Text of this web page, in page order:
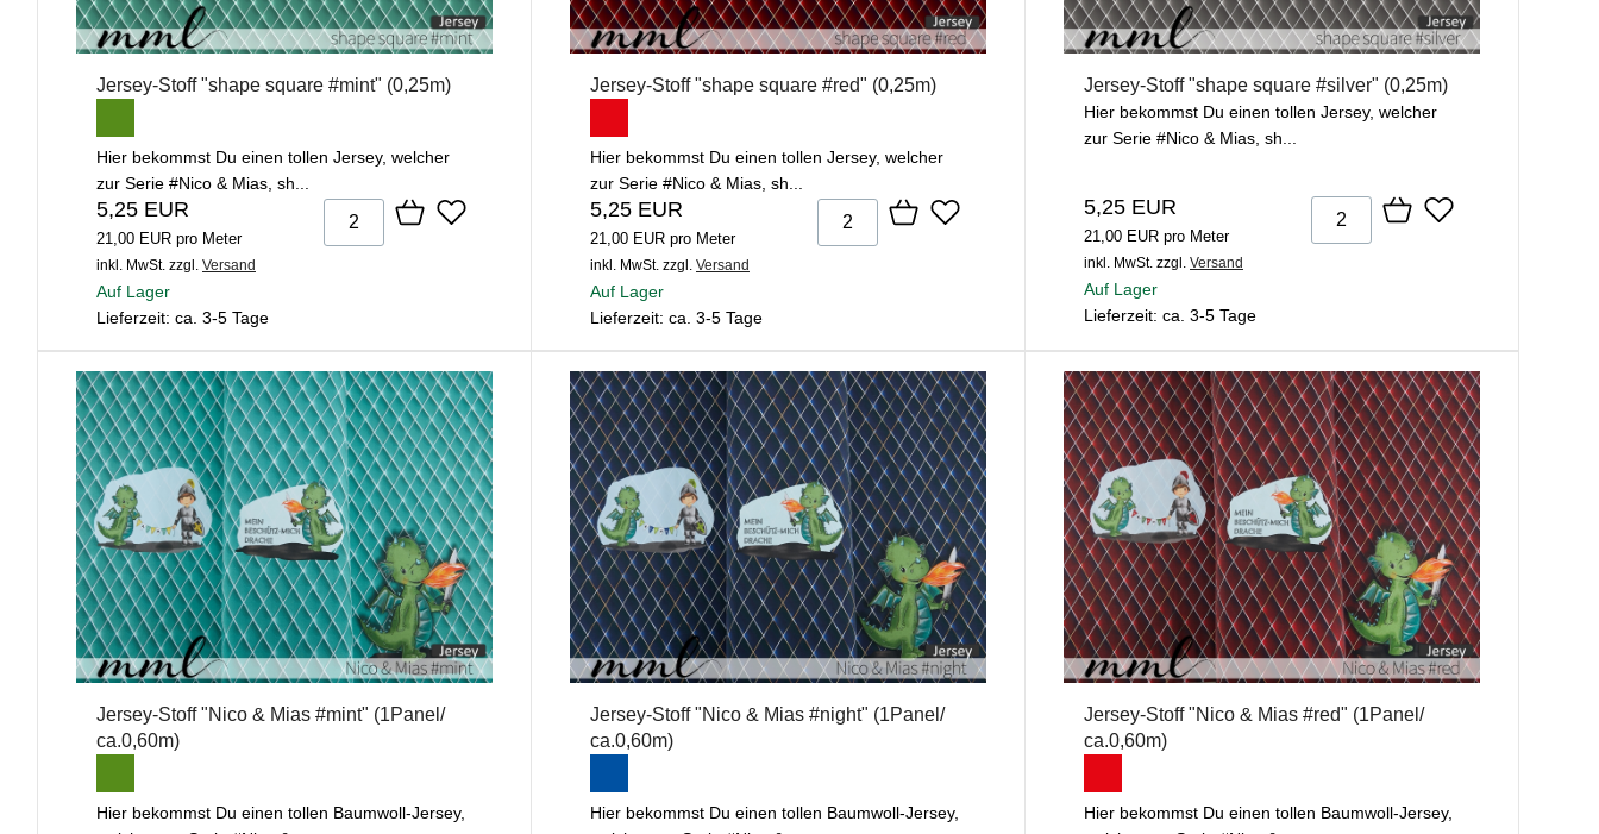
Jersey-Stoff "shape square #mint" (0,25m)
Hier bekommst Du einen tollen Jersey, welcher
zur Serie #Nico & Mias, sh...
5,25 EUR
21,00 EUR pro Meter
inkl. MwSt. zzgl. Versand
Auf Lager
Lieferzeit: ca. 3-5 Tage
Jersey-Stoff "shape square #red" (0,25m)
Hier bekommst Du einen tollen Jersey, welcher
zur Serie #Nico & Mias, sh...
5,25 EUR
21,00 EUR pro Meter
inkl. MwSt. zzgl. Versand
Auf Lager
Lieferzeit: ca. 3-5 Tage
Jersey-Stoff "shape square #silver" (0,25m)
Hier bekommst Du einen tollen Jersey, welcher
zur Serie #Nico & Mias, sh...
5,25 EUR
21,00 EUR pro Meter
inkl. MwSt. zzgl. Versand
Auf Lager
Lieferzeit: ca. 3-5 Tage
Jersey-Stoff "Nico & Mias #mint" (1Panel/
ca.0,60m)
Hier bekommst Du einen tollen Baumwoll-Jersey,
Jersey-Stoff "Nico & Mias #night" (1Panel/
ca.0,60m)
Hier bekommst Du einen tollen Baumwoll-Jersey,
Jersey-Stoff "Nico & Mias #red" (1Panel/
ca.0,60m)
Hier bekommst Du einen tollen Baumwoll-Jersey,